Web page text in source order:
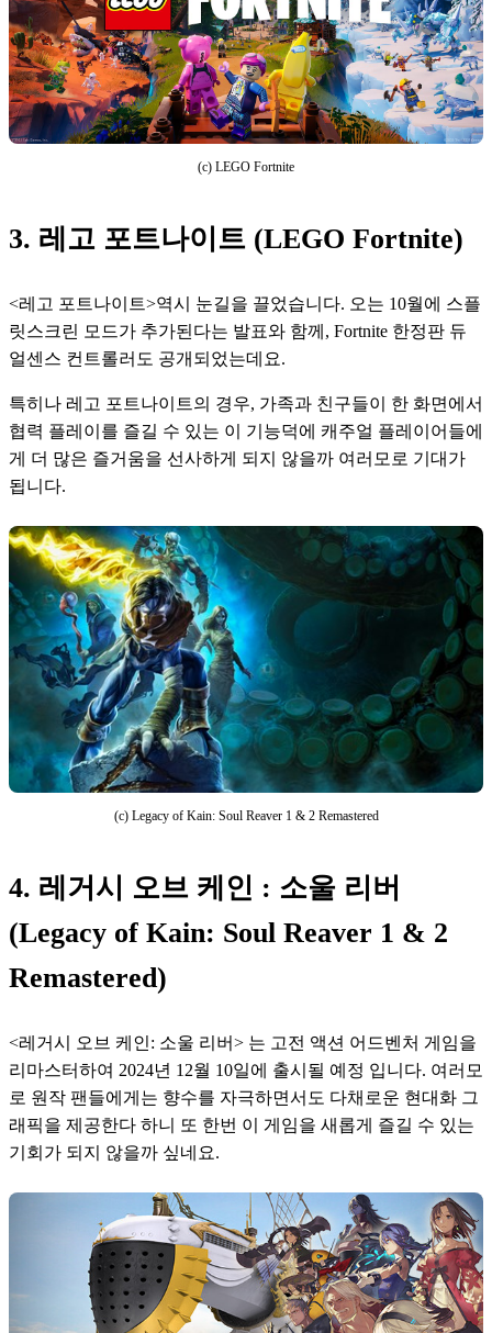
(c) LEGO Fortnite
3. 레고 포트나이트 (LEGO Fortnite)
<레고 포트나이트>역시 눈길을 끌었습니다. 오는 10월에 스플
릿스크린 모드가 추가된다는 발표와 함께, Fortnite 한정판 듀
얼센스 컨트롤러도 공개되었는데요.
특히나 레고 포트나이트의 경우, 가족과 친구들이 한 화면에서
협력 플레이를 즐길 수 있는 이 기능덕에 캐주얼 플레이어들에
게 더 많은 즐거움을 선사하게 되지 않을까 여러모로 기대가
됩니다.
(c) Legacy of Kain: Soul Reaver 1 & 2 Remastered
4. 레거시 오브 케인 : 소울 리버
(Legacy of Kain: Soul Reaver 1 & 2
Remastered)
<레거시 오브 케인: 소울 리버> 는 고전 액션 어드벤처 게임을
리마스터하여 2024년 12월 10일에 출시될 예정 입니다. 여러모
로 원작 팬들에게는 향수를 자극하면서도 다채로운 현대화 그
래픽을 제공한다 하니 또 한번 이 게임을 새롭게 즐길 수 있는
기회가 되지 않을까 싶네요.